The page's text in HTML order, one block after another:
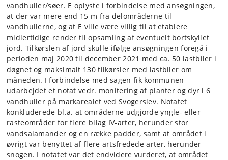
vandhuller/søer. E oplyste i forbindelse med ansøgningen,
at der var mere end 15 m fra delområderne til
vandhullerne, og at E ville være villig til at etablere
midlertidige render til opsamling af eventuelt bortskyllet
jord. Tilkørslen af jord skulle ifølge ansøgningen foregå i
perioden maj 2020 til december 2021 med ca. 50 lastbiler i
døgnet og maksimalt 130 tilkørsler med lastbiler om
måneden. I forbindelse med sagen fik kommunen
udarbejdet et notat vedr. monitering af planter og dyr i 6
vandhuller på markarealet ved Svogerslev. Notatet
konkluderede bl.a. at områderne udgjorde yngle- eller
rasteområder for flere bilag IV-arter, herunder stor
vandsalamander og en række padder, samt at området i
øvrigt var benyttet af flere artsfredede arter, herunder
snogen. I notatet var det endvidere vurderet, at området